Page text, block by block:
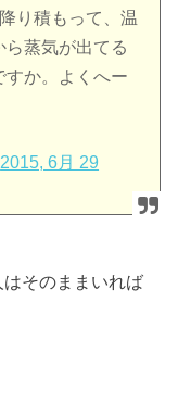
り積もって、温
蒸気が出てる
すか。よくへー
2015, 6月 29
そのままいれば